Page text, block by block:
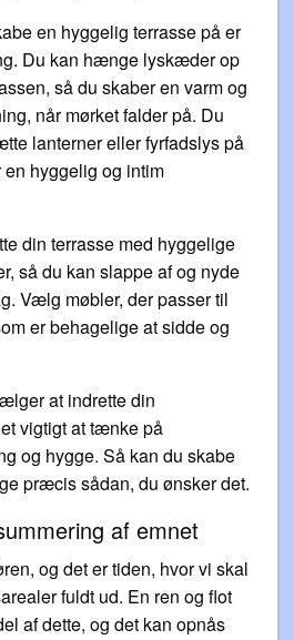
en hyggelig terrasse på er
Du kan hænge lyskæder op
så du skaber en varm og
når mørket falder på. Du
lanterner eller fyrfadslys på
hyggelig og intim
din terrasse med hyggelige
så du kan slappe af og nyde
Vælg møbler, der passer til
er behagelige at sidde og
at indrette din
vigtigt at tænke på
og hygge. Så kan du skabe
præcis sådan, du ønsker det.
af emnet
og det er tiden, hvor vi skal
fuldt ud. En ren og flot
af dette, og det kan opnås